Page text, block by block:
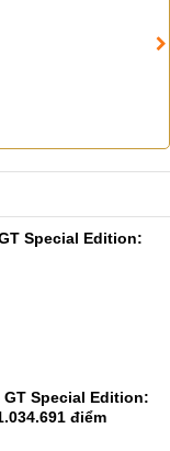
Special Edition:
Special Edition:
điểm